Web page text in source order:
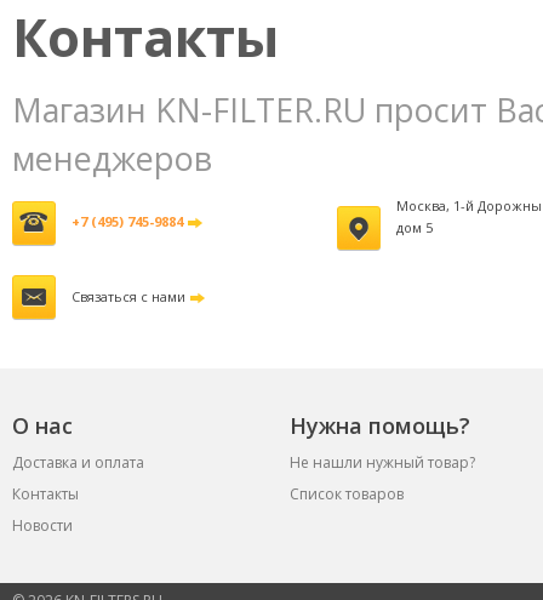
Контакты
Магазин KN-FILTER.RU просит
менеджеров
+7 (495) 745-9884
Москва, 1-й
дом 5
Связаться с нами
О нас Нужна помощь?
Доставка и оплата
Не нашли нужный товар?
Контакты
Список товаров
Новости